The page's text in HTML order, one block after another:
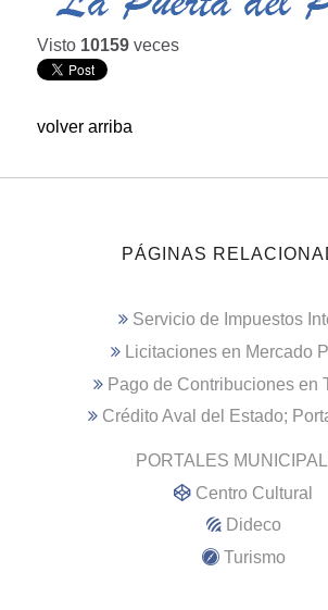
Visto 10159 veces
volver arriba
PÁGINAS
Servicio de Impuestos
Licitaciones en Mercado
Pago de Contribuciones en
Crédito Aval del Estado;
PORTALES
Centro Cultural
Dideco
Turismo